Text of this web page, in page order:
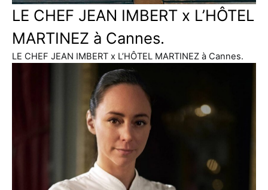
LE CHEF JEAN IMBERT x L’HÔTEL
MARTINEZ à Cannes.
LE CHEF JEAN IMBERT x L’HÔTEL MARTINEZ à Cannes.